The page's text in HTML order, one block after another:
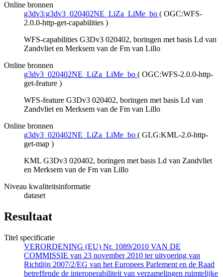
Online bronnen
g3dv3:g3dv3_020402NE_LiZa_LiMe_bo ( OGC:WFS-
2.0.0-http-get-capabilities )
WFS-capabilities G3Dv3 020402, boringen met basis Ld van
Zandvliet en Merksem van de Fm van Lillo
Online bronnen
g3dv3_020402NE_LiZa_LiMe_bo ( OGC:WFS-2.0.0-http-
get-feature )
WFS-feature G3Dv3 020402, boringen met basis Ld van
Zandvliet en Merksem van de Fm van Lillo
Online bronnen
g3dv3_020402NE_LiZa_LiMe_bo ( GLG:KML-2.0-http-
get-map )
KML G3Dv3 020402, boringen met basis Ld van Zandvliet
en Merksem van de Fm van Lillo
Niveau kwaliteitsinformatie
dataset
Resultaat
Titel specificatie
VERORDENING (EU) Nr. 1089/2010 VAN DE
COMMISSIE van 23 november 2010 ter uitvoering van
Richtlijn 2007/2/EG van het Europees Parlement en de Raad
betreffende de interoperabiliteit van verzamelingen ruimtelijke